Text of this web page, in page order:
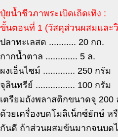
ปุ๋ยน้ำชีวภาพระเบิดเถิดเทิง :
ขั้นตอนที่ 1 (วัสดุส่วนผสมและ
ปลาทะเลสด ........... 20 กก.
กากน้ำตาล ............. 5 ล.
ผงเอ็นไซม์ ............. 250 กรัม
จุลินทรีย์ ................ 100 กรัม
เตรียมถังพลาสติกขนาดจุ 200
ด้วยเครื่องบดโมลิเน็กซ์ยักษ์ ห
กันดี ถ้าส่วนผสมข้นมากจนบด